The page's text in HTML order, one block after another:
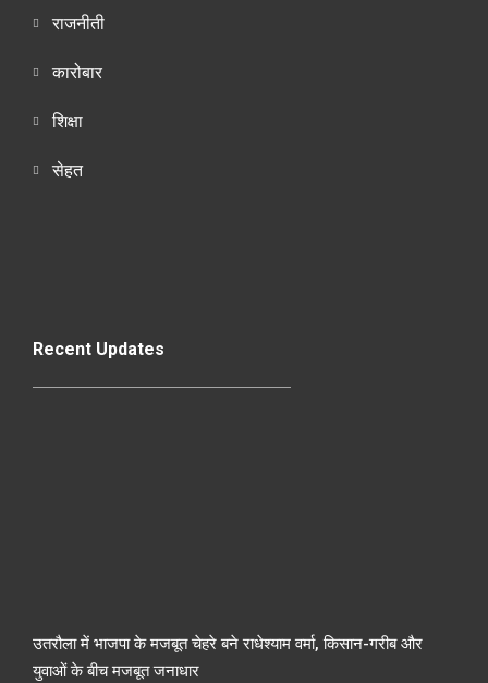
राजनीती
कारोबार
शिक्षा
सेहत
Recent Updates
उतरौला में भाजपा के मजबूत चेहरे बने राधेश्याम वर्मा, किसान-गरीब और
युवाओं के बीच मजबूत जनाधार